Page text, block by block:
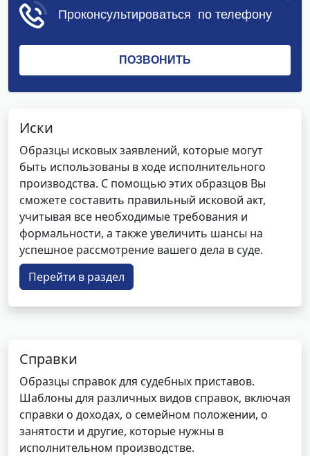
Иски
Образцы исковых заявлений, которые могут
быть использованы в ходе исполнительного
производства. С помощью этих образцов Вы
сможете составить правильный исковой акт,
учитывая все необходимые требования и
формальности, а также увеличить шансы на
успешное рассмотрение вашего дела в суде.
Перейти в раздел
Справки
Образцы справок для судебных приставов.
Шаблоны для различных видов справок, включая
справки о доходах, о семейном положении, о
занятости и другие, которые нужны в
исполнительном производстве.